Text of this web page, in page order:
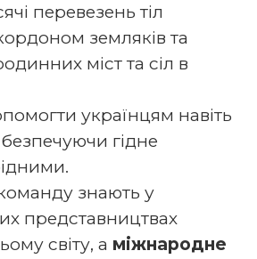
перевезень тіл
земляків та
міст та сіл в
українцям навіть
гідне
знають у
представництвах
світу, а міжнародне